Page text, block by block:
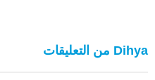
Dihya من التعليقات